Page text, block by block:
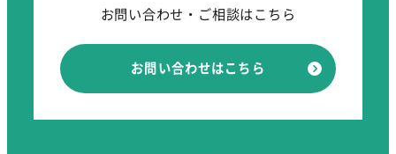
お問い合わせ・ご相談はこちら
お問い合わせはこちら